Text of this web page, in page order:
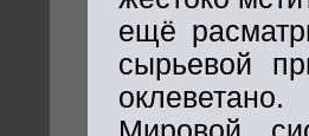
ещё
сырьевой